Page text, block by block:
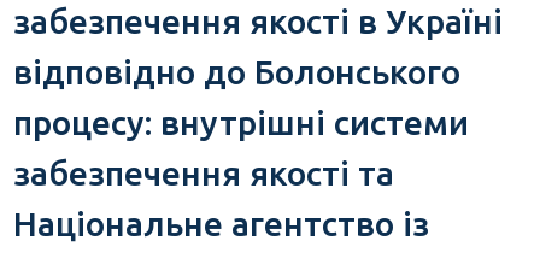
забезпечення якості в Україні
відповідно до Болонського
процесу: внутрішні системи
забезпечення якості та
Національне агентство із